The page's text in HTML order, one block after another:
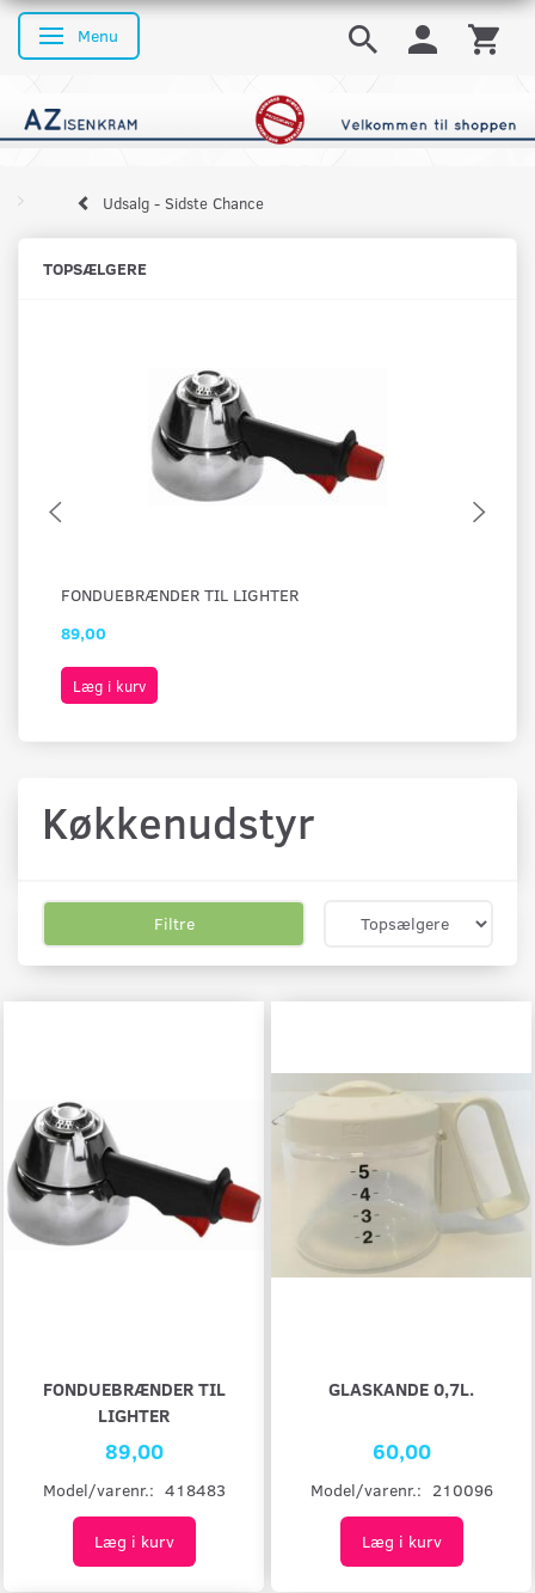
Skifte navigation
Menu
Udsalg - Sidste Chance
TOPSÆLGERE
FONDUEBRÆNDER TIL LIGHTER
89,00
Læg i kurv
Køkkenudstyr
Filtre
FONDUEBRÆNDER TIL
LIGHTER
89,00
Model/varenr.: 418483
Læg i kurv
GLASKANDE 0,7L.
60,00
Model/varenr.: 210096
Læg i kurv